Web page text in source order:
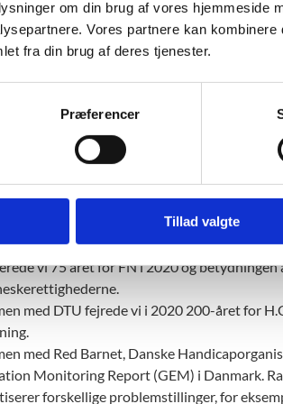
om din brug af vores hjemmeside
Vores partnere kan
fra din brug af deres tjenester.
Præferencer
Tillad valgte
for naturvidenskab.
med Danske Erhvervsskoler- og
med en tydelig
med Det Danske Kulturinstitut er vi
med UNESCO
og få flere til at engagere sig i dekaden.
med netværket af danske UNESCO
og Samfund på Aalborg Universitet,
med FN Byen i København, IMS
markerer vi World Press Freedom
med Udenrigsministeriet, FN Forbundet
vi 75 året for FN i 2020 og
med DTU fejrede vi i 2020 200-året for
med Red Barnet, Danske
Monitoring Report (GEM) i Danmark.
forskellige problemstillinger, for